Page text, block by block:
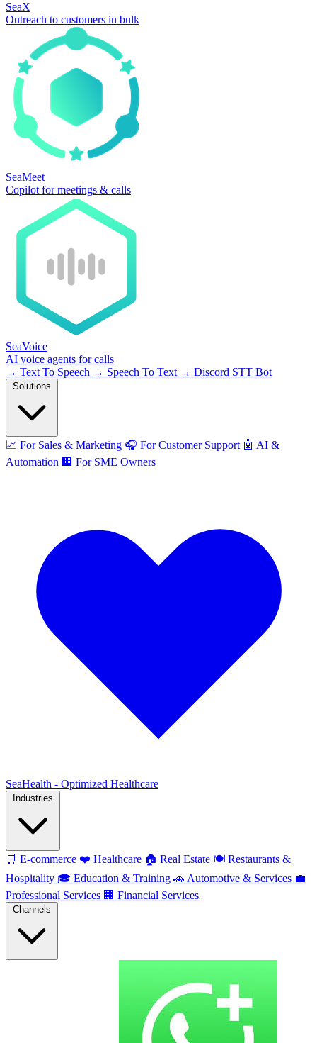
SeaX
Outreach to customers in bulk
SeaMeet
Copilot for meetings & calls
SeaVoice
AI voice agents for calls
→ Text To Speech → Speech To Text → Discord STT Bot
📈 For Sales & Marketing 🎧 For Customer Support 🤖 AI &
Automation 🏢 For SME Owners
SeaHealth - Optimized Healthcare
🛒 E-commerce ❤️ Healthcare 🏠 Real Estate 🍽️ Restaurants &
Hospitality 🎓 Education & Training 🚗 Automotive & Services 💼
Professional Services 🏢 Financial Services